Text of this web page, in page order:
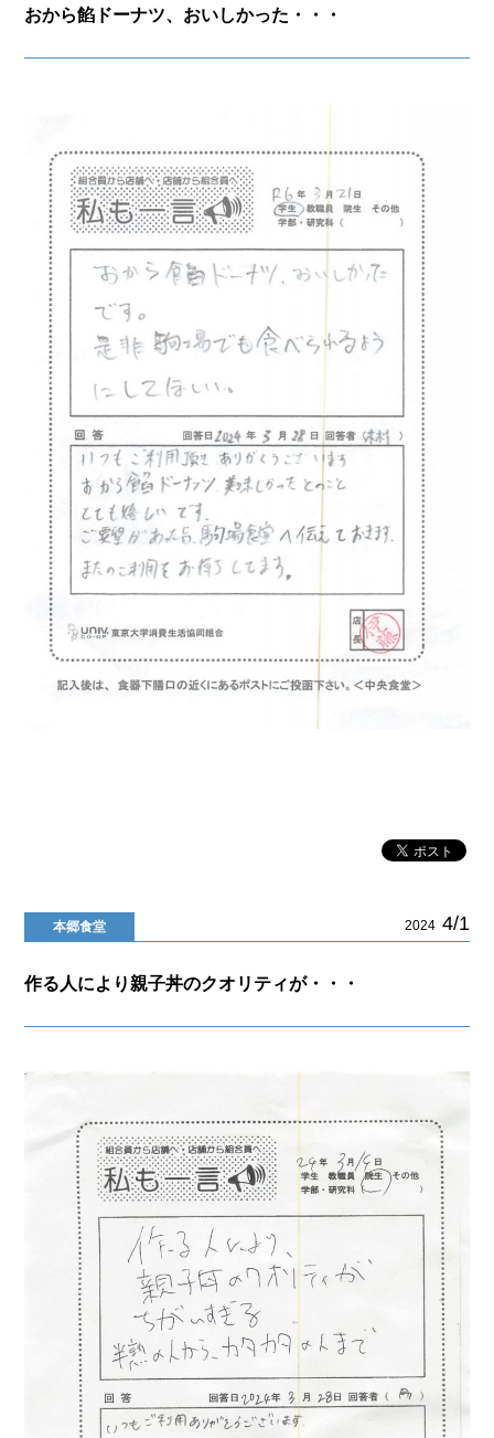
おから餡ドーナツ、おいしかった・・・
本郷食堂 2024 4/1
作る人により親子丼のクオリティが・・・